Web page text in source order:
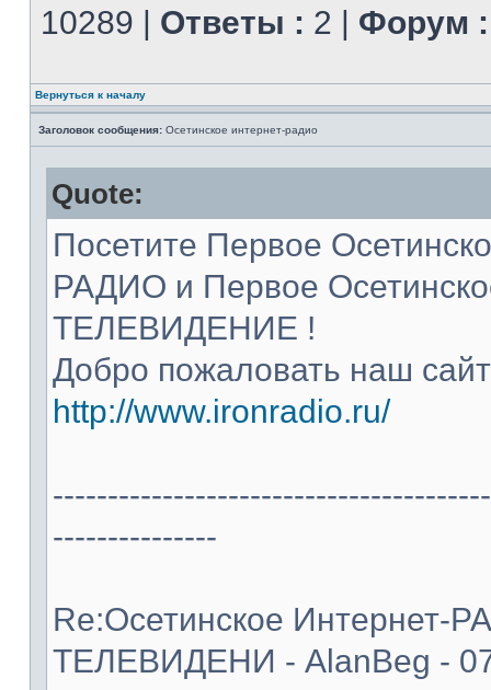
10289 | Ответы : 2 | Форум :
Вернуться к началу
Заголовок сообщения: Осетинское интернет-радио
Quote:
Посетите Первое
РАДИО и Первое
ТЕЛЕВИДЕНИЕ !
Добро пожаловать наш сайт
http://www.ironradio.ru/
---------------
Re:Осетинское Интернет-
ТЕЛЕВИДЕНИ - AlanBeg -